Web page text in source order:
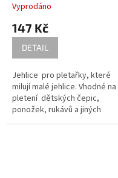
Vyprodáno
147 Kč
DETAIL
Jehlice pro pletařky, které
milují malé jehlice. Vhodné na
pletení dětských čepic,
ponožek, rukávů a jiných
malých obvodů.